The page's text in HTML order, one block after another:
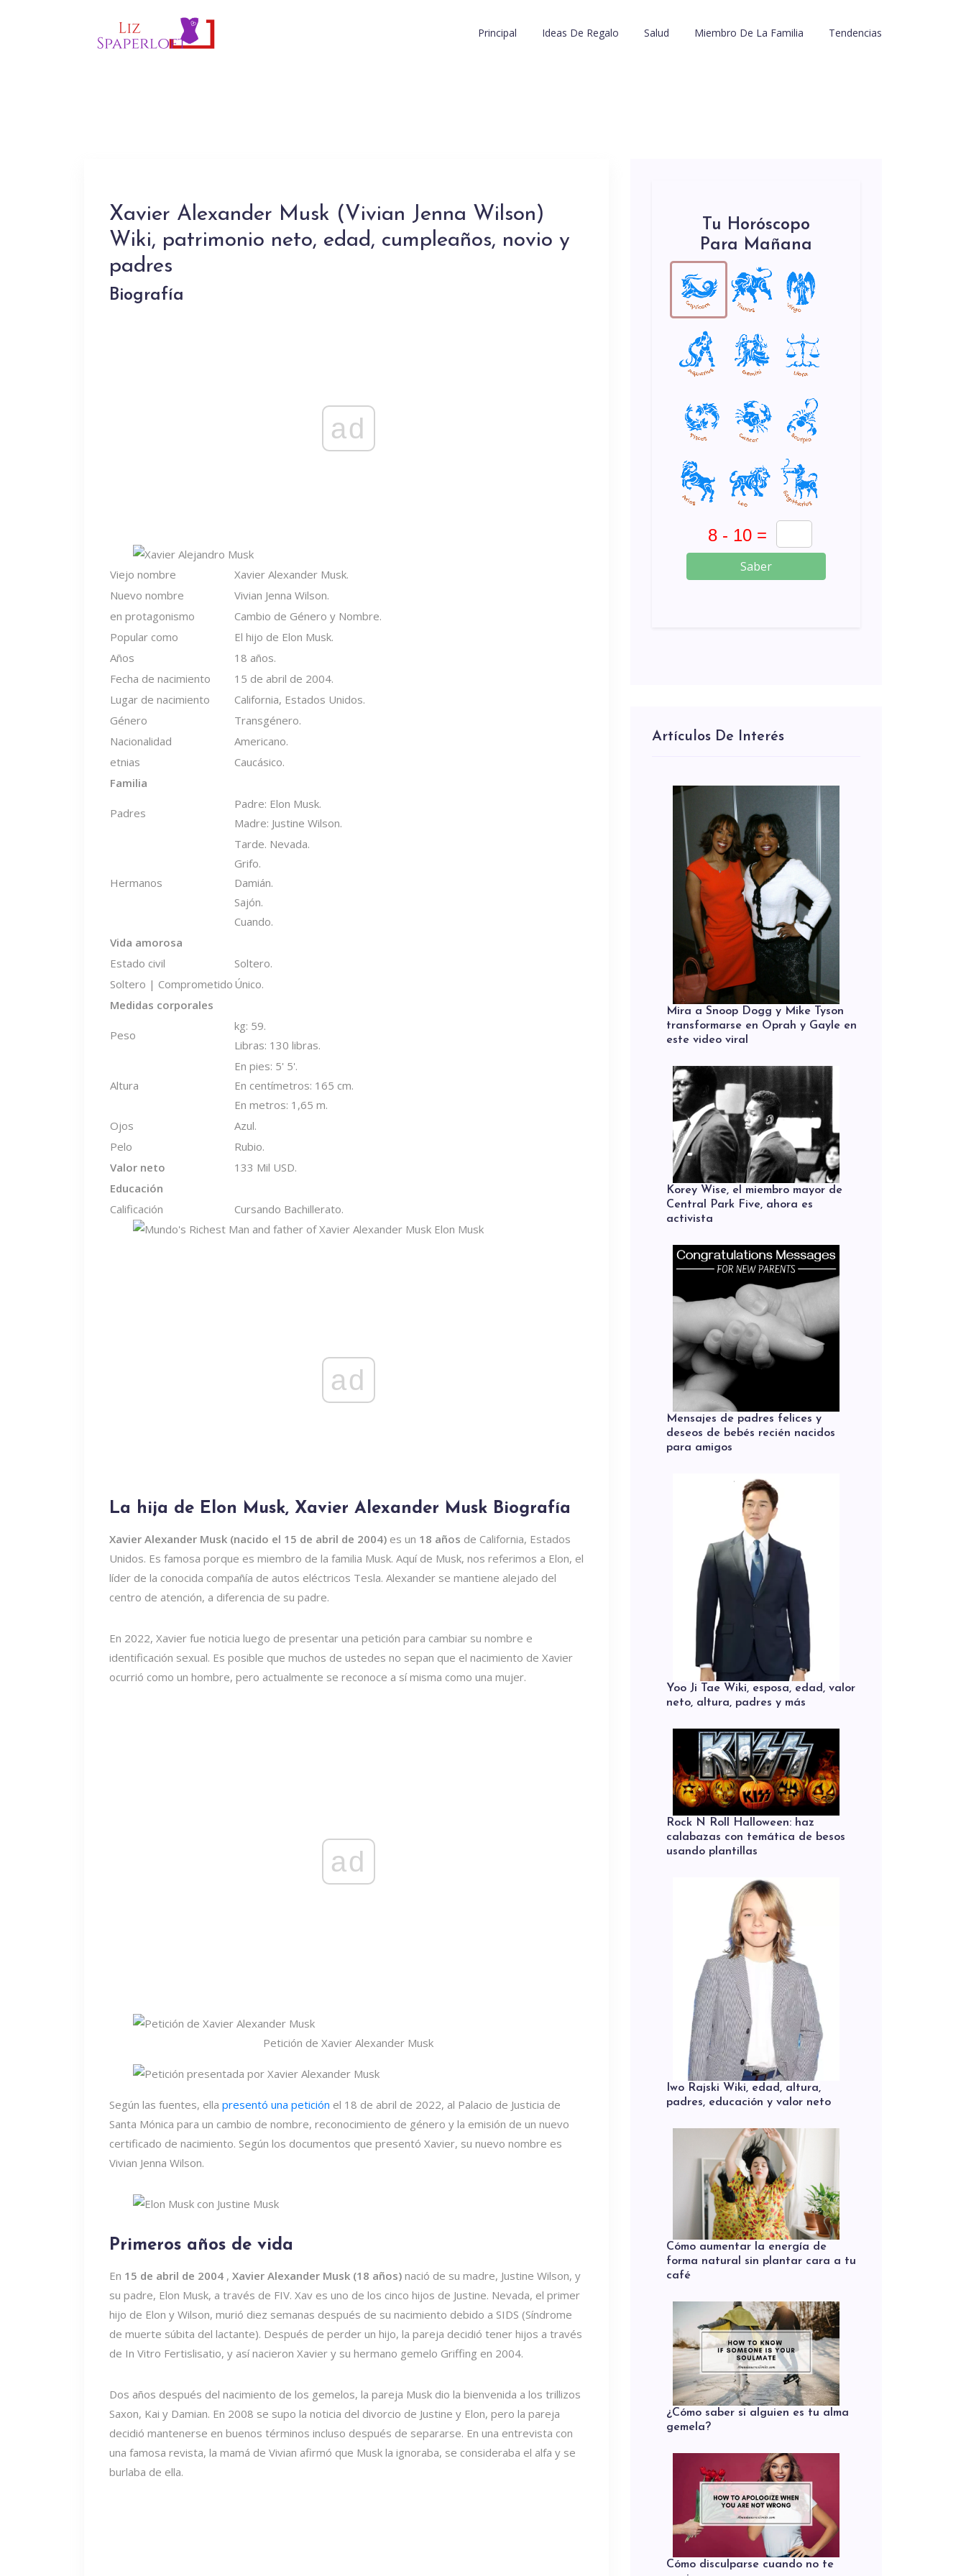
Principal Ideas De Regalo Salud Miembro De La Familia Tendencias
Xavier Alexander Musk (Vivian Jenna Wilson)
Wiki, patrimonio neto, edad, cumpleaños, novio y
padres
Biografía
ad
Viejo nombre
Xavier Alexander Musk.
Nuevo nombre
Vivian Jenna Wilson.
en protagonismo
Cambio de Género y Nombre.
Popular como
El hijo de Elon Musk.
Años
18 años.
Fecha de nacimiento
15 de abril de 2004.
Lugar de nacimiento
California, Estados Unidos.
Género
Transgénero.
Nacionalidad
Americano.
etnias
Caucásico.
Familia
Padres
Padre: Elon Musk.
Madre: Justine Wilson.
Hermanos
Tarde. Nevada.
Grifo.
Damián.
Sajón.
Cuando.
Vida amorosa
Estado civil
Soltero.
Soltero | Comprometido Único.
Medidas corporales
Peso
kg: 59.
Libras: 130 libras.
Altura
En pies: 5' 5'.
En centímetros: 165 cm.
En metros: 1,65 m.
Ojos
Azul.
Pelo
Rubio.
Valor neto
133 Mil USD.
Educación
Calificación
Cursando Bachillerato.
ad
La hija de Elon Musk, Xavier Alexander Musk Biografía
Xavier Alexander Musk (nacido el 15 de abril de 2004) es un 18 años de California, Estados
Unidos. Es famosa porque es miembro de la familia Musk. Aquí de Musk, nos referimos a Elon, el
líder de la conocida compañía de autos eléctricos Tesla. Alexander se mantiene alejado del
centro de atención, a diferencia de su padre.
En 2022, Xavier fue noticia luego de presentar una petición para cambiar su nombre e
identificación sexual. Es posible que muchos de ustedes no sepan que el nacimiento de Xavier
ocurrió como un hombre, pero actualmente se reconoce a sí misma como una mujer.
ad
Petición de Xavier Alexander Musk
Según las fuentes, ella presentó una petición el 18 de abril de 2022, al Palacio de Justicia de
Santa Mónica para un cambio de nombre, reconocimiento de género y la emisión de un nuevo
certificado de nacimiento. Según los documentos que presentó Xavier, su nuevo nombre es
Vivian Jenna Wilson.
Primeros años de vida
En 15 de abril de 2004 , Xavier Alexander Musk (18 años) nació de su madre, Justine Wilson, y
su padre, Elon Musk, a través de FIV. Xav es uno de los cinco hijos de Justine. Nevada, el primer
hijo de Elon y Wilson, murió diez semanas después de su nacimiento debido a SIDS (Síndrome
de muerte súbita del lactante). Después de perder un hijo, la pareja decidió tener hijos a través
de In Vitro Fertislisatio, y así nacieron Xavier y su hermano gemelo Griffing en 2004.
Dos años después del nacimiento de los gemelos, la pareja Musk dio la bienvenida a los trillizos
Saxon, Kai y Damian. En 2008 se supo la noticia del divorcio de Justine y Elon, pero la pareja
decidió mantenerse en buenos términos incluso después de separarse. En una entrevista con
una famosa revista, la mamá de Vivian afirmó que Musk la ignoraba, se consideraba el alfa y se
burlaba de ella.
Tu Horóscopo
Para Mañana
Saber
Artículos De Interés
Mira a Snoop Dogg y Mike Tyson
transformarse en Oprah y Gayle en
este video viral
Korey Wise, el miembro mayor de
Central Park Five, ahora es
activista
Mensajes de padres felices y
deseos de bebés recién nacidos
para amigos
Yoo Ji Tae Wiki, esposa, edad, valor
neto, altura, padres y más
Rock N Roll Halloween: haz
calabazas con temática de besos
usando plantillas
Iwo Rajski Wiki, edad, altura,
padres, educación y valor neto
Cómo aumentar la energía de
forma natural sin plantar cara a tu
café
¿Cómo saber si alguien es tu alma
gemela?
Cómo disculparse cuando no te